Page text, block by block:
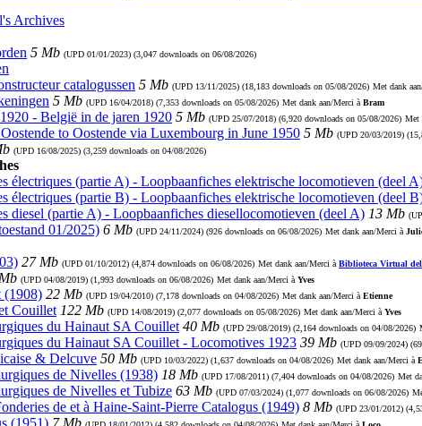
Archives
5 Mb (UPD 01/01/2023) (3,047 downloads on 06/08/2026)
catalogussen 5 Mb (UPD 13/11/2025) (18,183 downloads on 05/08/2026) Met dank
5 Mb (UPD 16/04/2018) (7,353 downloads on 05/08/2026) Met dank aan/Merci à Bram
- België in de jaren 1920 5 Mb (UPD 25/07/2018) (6,920 downloads on 05/08/2026) Met
to Oostende via Luxembourg in June 1950 5 Mb (UPD 20/03/2019)
(UPD 16/08/2025) (3,259 downloads on 04/08/2026)
électriques (partie A) - Loopbaanfiches elektrische locomotieven (deel
électriques (partie B) - Loopbaanfiches elektrische locomotieven (deel
diesel (partie A) - Loopbaanfiches diesellocomotieven (deel A) 13 Mb
01/2025) 6 Mb (UPD 24/11/2024) (926 downloads on 06/08/2026) Met dank aan/Merci à
27 Mb (UPD 01/10/2012) (4,874 downloads on 06/08/2026) Met dank aan/Merci à Biblioteca Virtual
(UPD 04/08/2019) (1,993 downloads on 06/08/2026) Met dank aan/Merci à Yves
(1908) 22 Mb (UPD 19/04/2010) (7,178 downloads on 04/08/2026) Met dank aan/Merci à Etienne
Couillet 122 Mb (UPD 14/08/2019) (2,077 downloads on 05/08/2026) Met dank aan/Merci à Yves
du Hainaut SA Couillet 40 Mb (UPD 29/08/2019) (2,164 downloads on 04/08/2026)
du Hainaut SA Couillet - Locomotives 1923 39 Mb (UPD 09/09/2024)
& Delcuve 50 Mb (UPD 10/03/2022) (1,637 downloads on 04/08/2026) Met dank aan/Merci à
de Nivelles (1938) 18 Mb (UPD 17/08/2011) (7,404 downloads on 04/08/2026) Met
de Nivelles et Tubize 63 Mb (UPD 07/03/2024) (1,077 downloads on 06/08/2026)
de et à Haine-Saint-Pierre Catalogus (1949) 8 Mb (UPD 23/01/2012)